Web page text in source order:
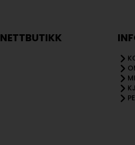
NETTBUTIKK